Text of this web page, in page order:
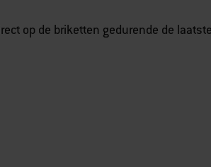
op de briketten gedurende de